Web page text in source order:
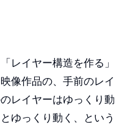
レイヤー構造を作る」
像作品の、手前のレイ
レイヤーはゆっくり動
ゆっくり動く、という